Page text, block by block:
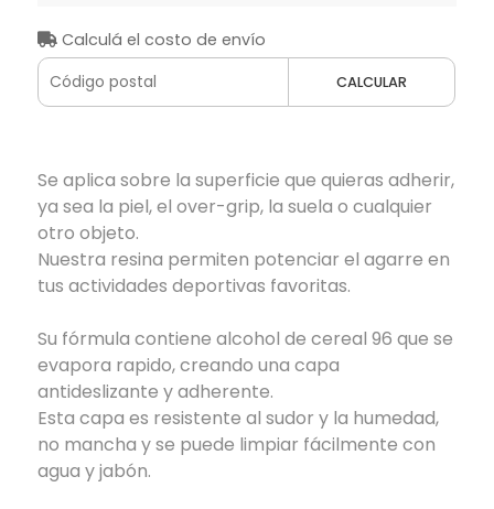
Calculá el costo de envío
CALCULAR
Se aplica sobre la superficie que quieras adherir,
ya sea la piel, el over-grip, la suela o cualquier
otro objeto.
Nuestra resina permiten potenciar el agarre en
tus actividades deportivas favoritas.
Su fórmula contiene alcohol de cereal 96 que se
evapora rapido, creando una capa
antideslizante y adherente.
Esta capa es resistente al sudor y la humedad,
no mancha y se puede limpiar fácilmente con
agua y jabón.